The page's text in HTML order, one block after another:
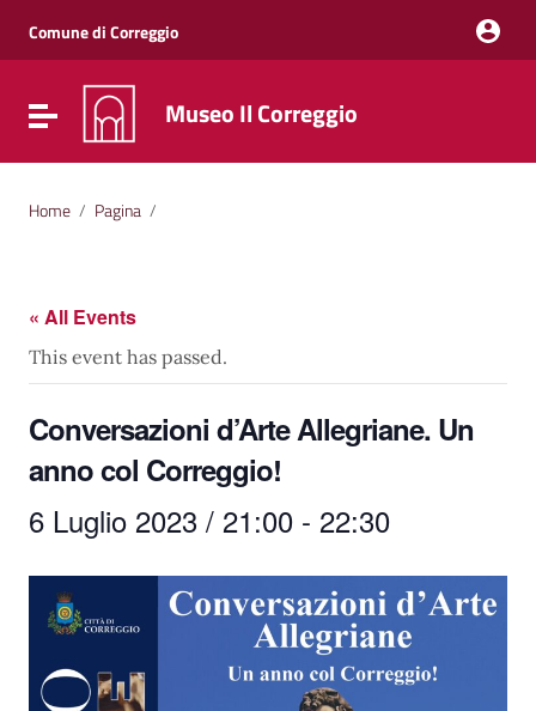
Vai al menu di navigazione
Vai al footer
Comune di Correggio
Attiva / disattiva la navigazione
Museo Il Correggio
Home / Pagina /
« All Events
This event has passed.
Conversazioni d’Arte Allegriane. Un
anno col Correggio!
6 Luglio 2023 / 21:00 - 22:30